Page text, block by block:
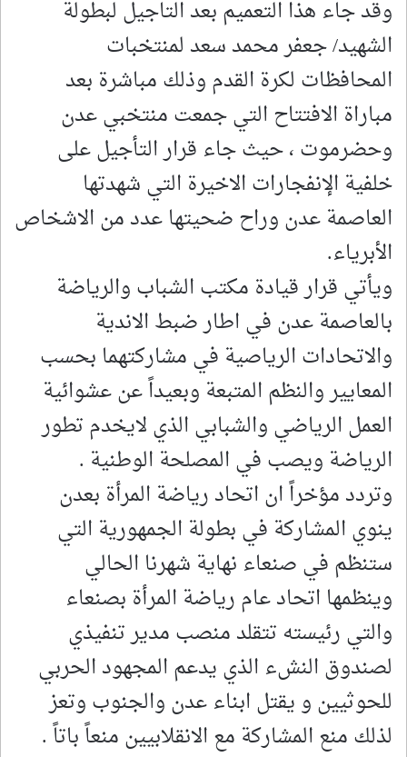
وقد جاء هذا التعميم بعد التاجيل لبطولة
الشهيد/ جعفر محمد سعد لمنتخبات
المحافظات لكرة القدم وذلك مباشرة بعد
مباراة الافتتاح التي جمعت منتخبي عدن
وحضرموت ، حيث جاء قرار التأجيل على
خلفية الإنفجارات الاخيرة التي شهدتها
العاصمة عدن وراح ضحيتها عدد من الاشخاص
الأبرياء.
ويأتي قرار قيادة مكتب الشباب والرياضة
بالعاصمة عدن في اطار ضبط الاندية
والاتحادات الرياصية في مشاركتهما بحسب
المعايير والنظم المتبعة وبعيداً عن عشوائية
العمل الرياضي والشبابي الذي لايخدم تطور
الرياضة ويصب في المصلحة الوطنية .
وتردد مؤخراً ان اتحاد رياضة المرأة بعدن
ينوي المشاركة في بطولة الجمهورية التي
ستنظم في صنعاء نهاية شهرنا الحالي
وينظمها اتحاد عام رياضة المرأة بصنعاء
والتي رئيسته تتقلد منصب مدير تنفيذي
لصندوق النشء الذي يدعم المجهود الحربي
للحوثيين و يقتل ابناء عدن والجنوب وتعز
لذلك منع المشاركة مع الانقلابيين منعاً باتاً .